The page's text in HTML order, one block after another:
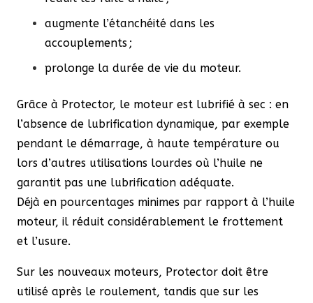
augmente l’étanchéité dans les
accouplements ;
prolonge la durée de vie du moteur.
Grâce à Protector, le moteur est lubrifié à sec : en
l’absence de lubrification dynamique, par exemple
pendant le démarrage, à haute température ou
lors d’autres utilisations lourdes où l’huile ne
garantit pas une lubrification adéquate.
Déjà en pourcentages minimes par rapport à l’huile
moteur, il réduit considérablement le frottement
et l’usure.
Sur les nouveaux moteurs, Protector doit être
utilisé après le roulement, tandis que sur les